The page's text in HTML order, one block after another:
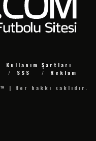
Kullanım Şartları
SSS
Reklam
| Her hakkı saklıdır.